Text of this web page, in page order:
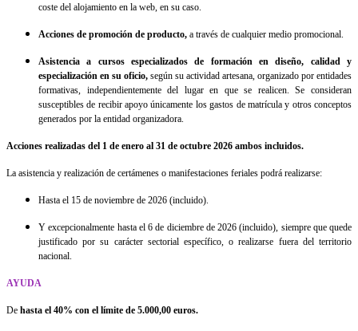
coste del alojamiento en la web, en su caso.
Acciones de promoción de producto, a través de cualquier medio promocional.
Asistencia a cursos especializados de formación en diseño, calidad y
especialización en su oficio, según su actividad artesana, organizado por entidades
formativas, independientemente del lugar en que se realicen. Se consideran
susceptibles de recibir apoyo únicamente los gastos de matrícula y otros conceptos
generados por la entidad organizadora.
Acciones realizadas del 1 de enero al 31 de octubre 2026 ambos incluidos.
La asistencia y realización de certámenes o manifestaciones feriales podrá realizarse:
Hasta el 15 de noviembre de 2026 (incluido).
Y excepcionalmente hasta el 6 de diciembre de 2026 (incluido), siempre que quede
justificado por su carácter sectorial específico, o realizarse fuera del territorio
nacional.
AYUDA
De hasta el 40% con el límite de 5.000,00 euros.